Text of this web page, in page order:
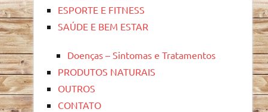
ESPORTE E FITNESS
SAÚDE E BEM ESTAR
Doenças – Sintomas e Tratamentos
PRODUTOS NATURAIS
OUTROS
CONTATO